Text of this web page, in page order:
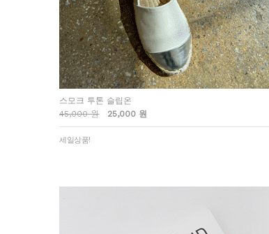
스모크 투톤 슬립온
45,000 원
25,000 원
세일상품!